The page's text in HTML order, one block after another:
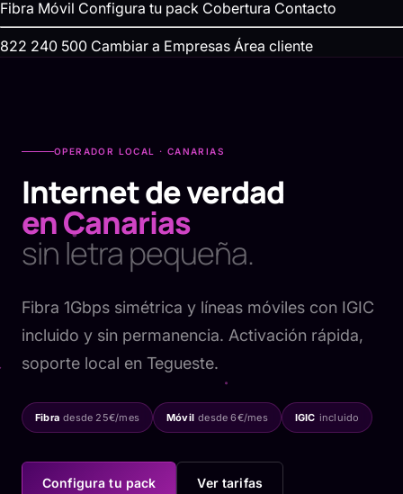
Fibra Móvil Configura tu pack Cobertura Contacto
822 240 500 Cambiar a Empresas Área cliente
OPERADOR LOCAL · CANARIAS
Internet de verdad
en Canarias
sin letra pequeña.
Fibra 1Gbps simétrica y líneas móviles con IGIC
incluido y sin permanencia. Activación rápida,
soporte local en Tegueste.
Fibra desde 25€/mes Móvil desde 6€/mes IGIC incluido
Configura tu pack Ver tarifas